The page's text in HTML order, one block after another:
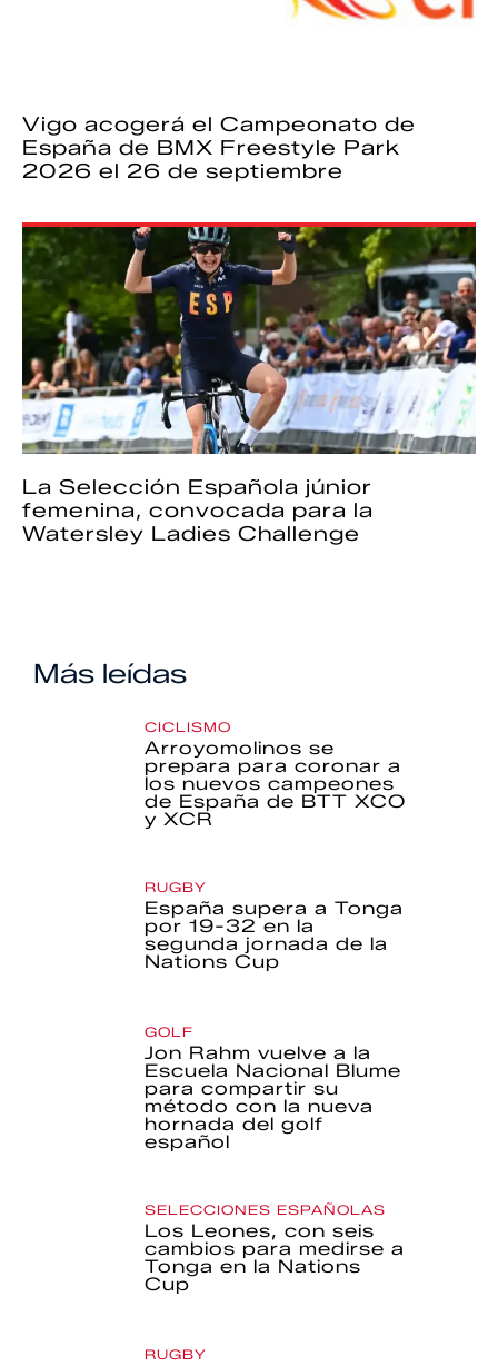
Vigo acogerá el Campeonato de
España de BMX Freestyle Park
2026 el 26 de septiembre
La Selección Española júnior
femenina, convocada para la
Watersley Ladies Challenge
Más leídas
CICLISMO
Arroyomolinos se
prepara para coronar a
los nuevos campeones
de España de BTT XCO
y XCR
RUGBY
España supera a Tonga
por 19-32 en la
segunda jornada de la
Nations Cup
GOLF
Jon Rahm vuelve a la
Escuela Nacional Blume
para compartir su
método con la nueva
hornada del golf
español
SELECCIONES ESPAÑOLAS
Los Leones, con seis
cambios para medirse a
Tonga en la Nations
Cup
RUGBY